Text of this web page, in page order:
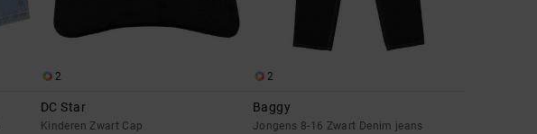
2
DC Star
Kinderen Zwart Cap
2
Baggy
Jongens 8-16 Zwart Denim jeans